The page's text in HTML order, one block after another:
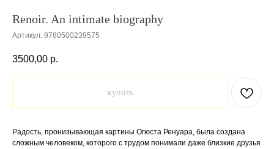
Renoir. An intimate biography
Артикул: 9780500239575
3500,00 р.
купить
Радость, пронизывающая картины Огюста Ренуара, была создана
сложным человеком, которого с трудом понимали даже близкие друзья